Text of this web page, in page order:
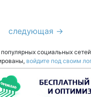
следующая →
социальных
войдите под своим